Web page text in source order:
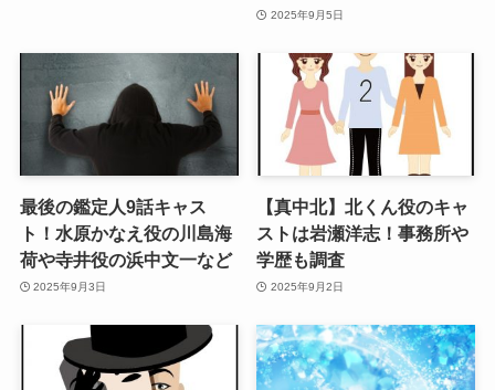
2025年9月5日
最後の鑑定人9話キャス
ト！水原かなえ役の川島海
荷や寺井役の浜中文一など
2025年9月3日
【真中北】北くん役のキャ
ストは岩瀬洋志！事務所や
学歴も調査
2025年9月2日